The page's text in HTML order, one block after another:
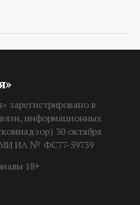
зарегистрировано в
информационных
30 октября
ИА № ФС77-59739
18+